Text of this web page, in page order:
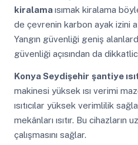
kiralamaısımak kiralama
de çevrenin karbon ayak izini
Yangın güvenliği geniş
güvenliği açısından da
Konya Seydişehir şantiye
makinesi yüksek ısı verimi
ısıtıcılar yüksek verimlilik
mekânları ısıtır. Bu cihazların
çalışmasını sağlar.